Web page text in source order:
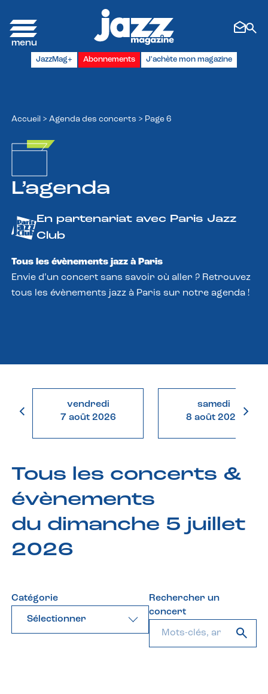
JazzMag+ Abonnements J'achète mon magazine
Accueil > Agenda des concerts > Page 6
L’agenda
En partenariat avec Paris Jazz
Club
Tous les évènements jazz à Paris
Envie d’un concert sans savoir où aller ? Retrouvez
tous les évènements jazz à Paris sur notre agenda !
vendredi
7 août 2026
samedi
8 août 2026
Tous les concerts &
évènements
du dimanche 5 juillet
2026
Catégorie
Sélectionner
Rechercher un
concert